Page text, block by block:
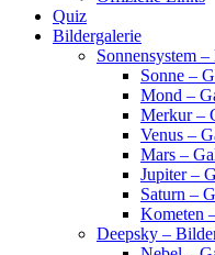
Quiz
Bildergalerie
Sonnensystem
Sonne –
Mond –
Merkur –
Venus –
Mars –
Jupiter –
Saturn –
Kometen
Deepsky –